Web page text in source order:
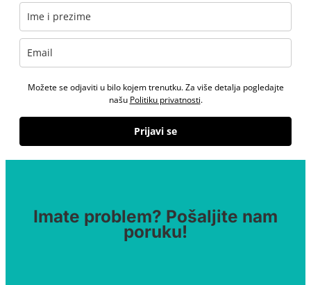
Možete se odjaviti u bilo kojem trenutku. Za više detalja pogledajte
našu Politiku privatnosti.
Prijavi se
Imate problem? Pošaljite nam
poruku!